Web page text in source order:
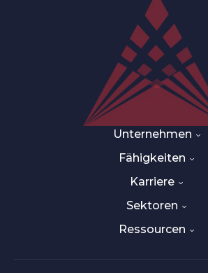
Unternehmen
Fähigkeiten
Karriere
Sektoren
Ressourcen